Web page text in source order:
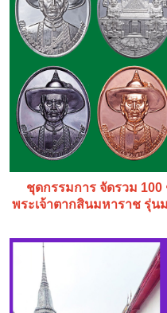
ชุดกรรมการ จัดรวม 100
พระเจ้าตากสินมหาราช รุ่น